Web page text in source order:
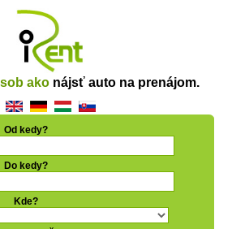
ako nájsť auto na prenájom.
Od kedy?
Do kedy?
Kde?